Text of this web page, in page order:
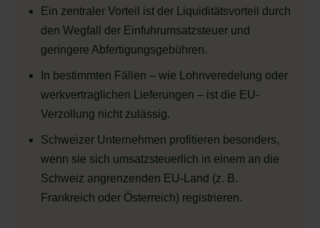
Ein zentraler Vorteil ist der Liquiditätsvorteil durch
den Wegfall der Einfuhrumsatzsteuer und
geringere Abfertigungsgebühren.
In bestimmten Fällen – wie Lohnveredelung oder
werkvertraglichen Lieferungen – ist die EU-
Verzollung nicht zulässig.
Schweizer Unternehmen profitieren besonders,
wenn sie sich umsatzsteuerlich in einem an die
Schweiz angrenzenden EU-Land (z. B.
Frankreich oder Österreich) registrieren.